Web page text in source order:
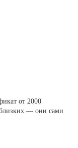
от 2000
— они сами